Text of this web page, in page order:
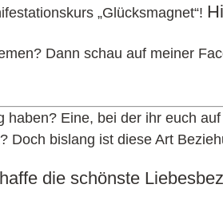
„Glücksmagnet“!
Dann schau auf meiner
Eine, bei der ihr euch
Doch bislang ist diese Art
die schönste